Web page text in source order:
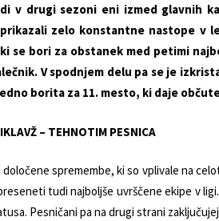
v drugi sezoni eni izmed glavnih
zelo konstantne nastope v
se bori za obstanek med petimi
V spodnjem delu pa se je
borita za 11. mesto, ki daje
– TEHNOTIM PESNICA
spremembe, ki so vplivale na
tudi najboljše uvrščene ekipe v
Pesničani pa na drugi strani